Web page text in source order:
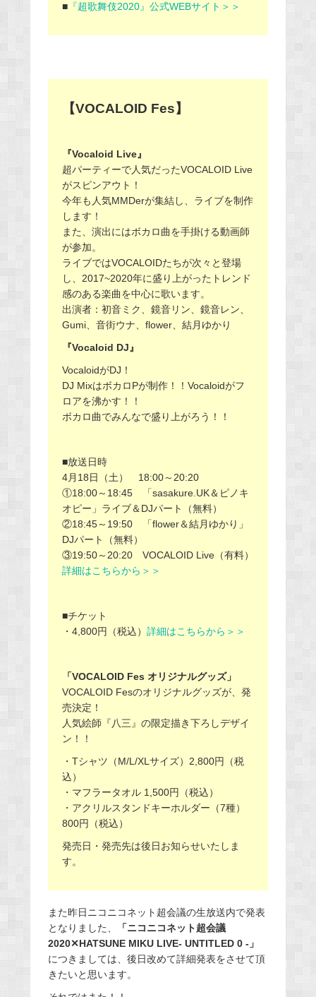
■『超歌舞伎2020』公式WEBサイト＞＞
【VOCALOID Fes】
『Vocaloid Live』
超パーティーで人気だったVOCALOID Live
がスピンアウト！
今年も人気MMDerが集結し、ライブを制作
します！
また、演出にはボカロ曲を手掛ける動画師
が参加。
ライブではVOCALOIDたちが次々と登場
し、2017~2020年に盛り上がったトレンド
感のある楽曲を中心に歌います。
出演者：初音ミク、鏡音リン、鏡音レン、
Gumi、音街ウナ、flower、結月ゆかり
『Vocaloid DJ』
VocaloidがDJ！
DJ MixはボカロPが制作！！Vocaloidがフ
ロアを沸かす！！
ボカロ曲でみんなで盛り上がろう！！
■放送日時
4月18日（土） 18:00～20:20
①18:00～18:45 「sasakure.UK＆ピノキ
オピー」ライブ＆DJパート（無料）
②18:45～19:50 「flower＆結月ゆかり」
DJパート（無料）
③19:50～20:20 VOCALOID Live（有料）
詳細はこちらから＞＞
■チケット
・4,800円（税込） 詳細はこちらから＞＞
「VOCALOID Fes オリジナルグッズ」
VOCALOID Fesのオリジナルグッズが、発
売決定！
人気絵師『八三』の限定描き下ろしデザイ
ン！！
・Tシャツ（M/L/XLサイズ）2,800円（税
込）
・マフラータオル 1,500円（税込）
・アクリルスタンドキーホルダー（7種）
800円（税込）
発売日・発売先は後日お知らせいたしま
す。
また昨日ニコニコネット超会議の生放送内で発表
となりました、
「ニコニコネット超会議
2020✕HATSUNE MIKU LIVE- UNTITLED 0 -」
につきましては、後日改めて詳細発表をさせて頂
きたいと思います。